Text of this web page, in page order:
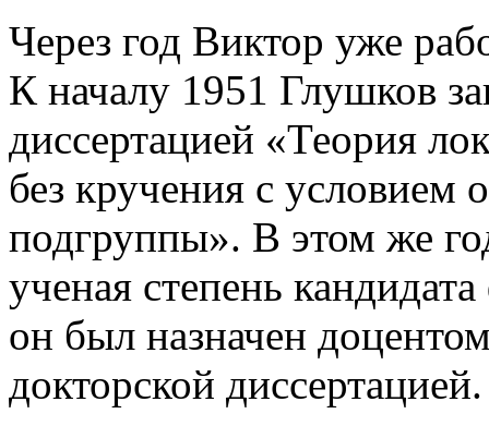
Через год Виктор уже
К началу 1951 Глушков
диссертацией «Теория
без кручения с условием
подгруппы». В этом же
ученая степень
он был назначен
докторской диссертацией.